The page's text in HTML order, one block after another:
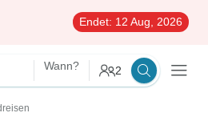
Endet: 12 Aug, 2026
Wann? 2